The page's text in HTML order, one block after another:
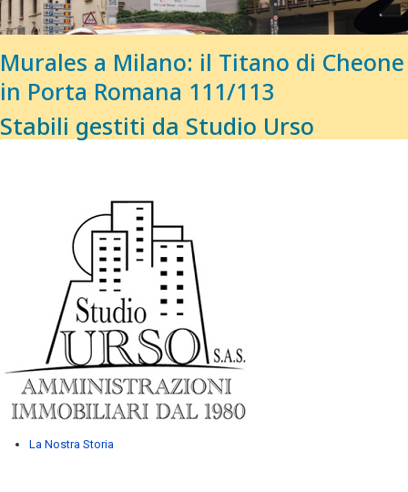
Murales a Milano: il Titano di Cheone
in Porta Romana 111/113
Stabili gestiti da Studio Urso
La Nostra Storia